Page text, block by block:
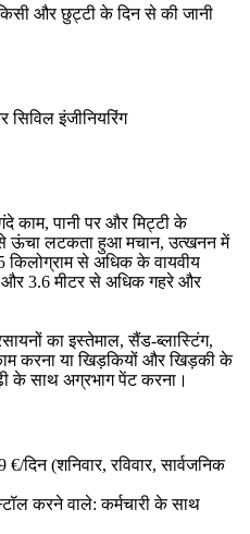
और छुट्टी के दिन से की जानी
सिविल इंजीनियरिंग
काम, पानी पर और मिट्टी के
से ऊंचा लटकता हुआ मचान, उत्खनन में
किलोग्राम से अधिक के वायवीय
3.6 मीटर से अधिक गहरे और
का इस्तेमाल, सैंड-ब्लास्टिंग,
करना या खिड़कियों और खिड़की के
के साथ अग्रभाग पेंट करना।
दिन (शनिवार, रविवार, सार्वजनिक
करने वाले: कर्मचारी के साथ